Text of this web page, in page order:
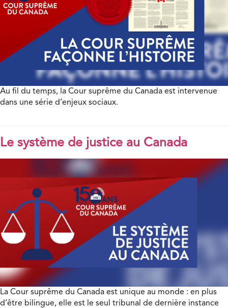
Au fil du temps, la Cour suprême du Canada est intervenue
dans une série d’enjeux sociaux.
Le système de justice au Canada
La Cour suprême du Canada est unique au monde : en plus
d’être bilingue, elle est le seul tribunal de dernière instance